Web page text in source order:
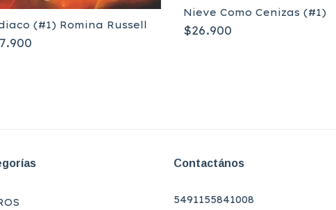
(#1) Romina Russell
Nieve Como Cenizas (#1)
$26.900
Contactános
5491155841008